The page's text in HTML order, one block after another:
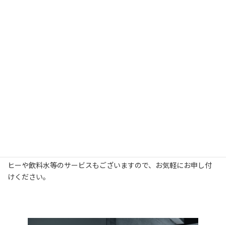
ヒーや飲料水等のサービスもございますので、お気軽にお申し付
けください。